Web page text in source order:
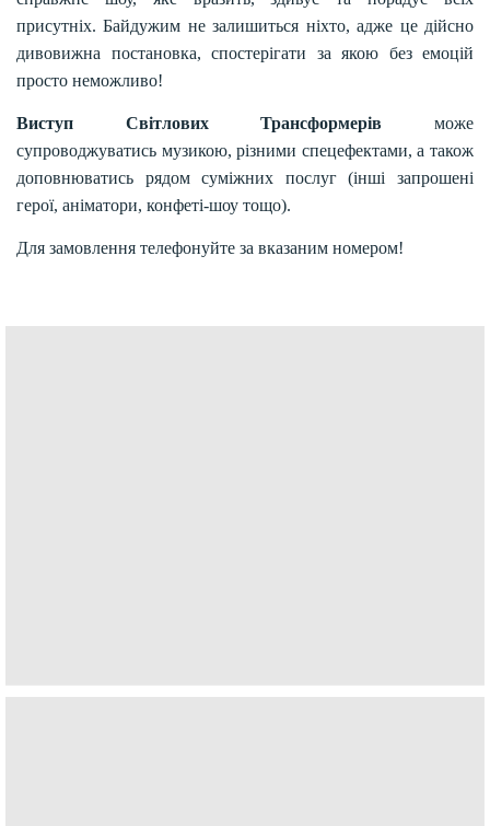
присутніх. Байдужим не залишиться ніхто, адже це дійсно
дивовижна постановка, спостерігати за якою без емоцій
просто неможливо!
Виступ Світлових Трансформерів може
супроводжуватись музикою, різними спецефектами, а також
доповнюватись рядом суміжних послуг (інші запрошені
герої, аніматори, конфеті-шоу тощо).
Для замовлення телефонуйте за вказаним номером!